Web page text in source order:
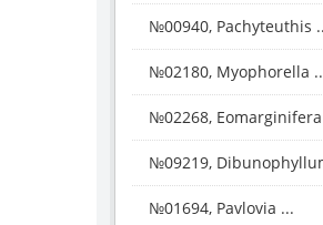
№00940, Pachyteuthis
№02180, Myophorella
№02268,
№09219,
№01694, Pavlovia ...